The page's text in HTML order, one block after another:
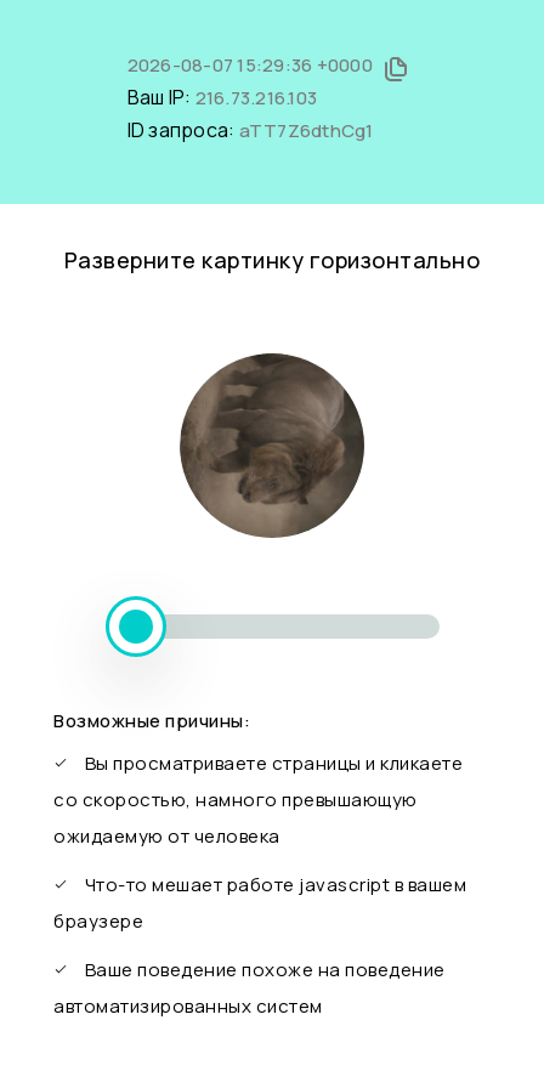
2026-08-07 15:29:36 +0000
Ваш IP: 216.73.216.103
ID запроса: aTT7Z6dthCg1
Разверните картинку горизонтально
Возможные причины:
Вы просматриваете страницы и кликаете
со скоростью, намного превышающую
ожидаемую от человека
Что-то мешает работе javascript в вашем
браузере
Ваше поведение похоже на поведение
автоматизированных систем